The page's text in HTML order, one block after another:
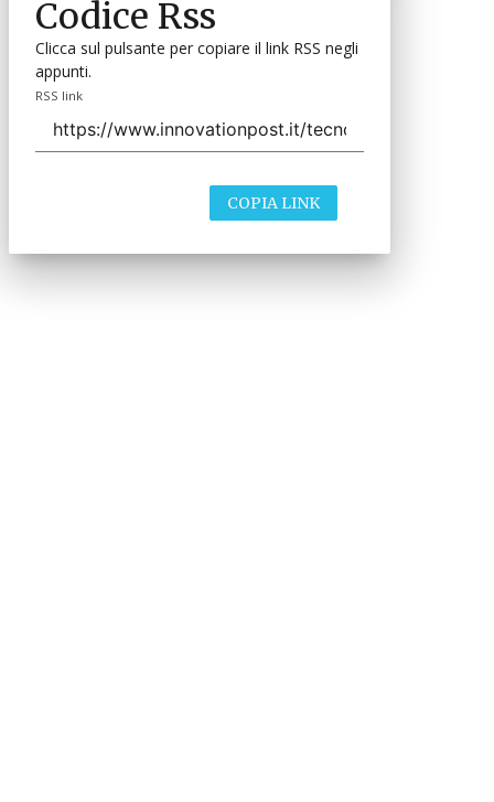
Codice Rss
Clicca sul pulsante per copiare il link RSS negli
appunti.
RSS link
COPIA LINK